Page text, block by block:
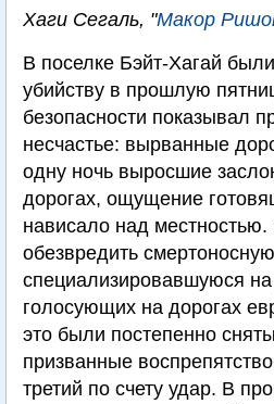
Хаги Сегаль, "Макор
В поселке Бэйт-Хагай
убийству в прошлую
безопасности показывал
несчастье: вырванные
одну ночь выросшие
дорогах, ощущение
нависало над
обезвредить
специализировавшуюся на
голосующих на дорогах
это были постепенно
призванные
третий по счету удар. В